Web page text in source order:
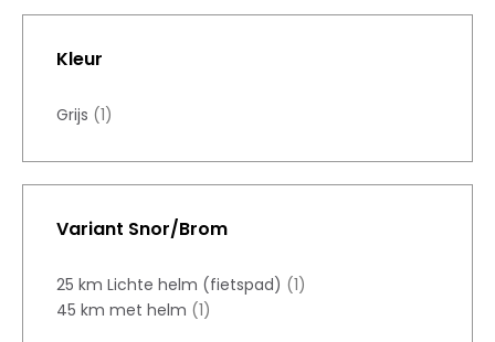
Kleur
Grijs (1)
Variant Snor/Brom
25 km Lichte helm (fietspad) (1)
45 km met helm (1)